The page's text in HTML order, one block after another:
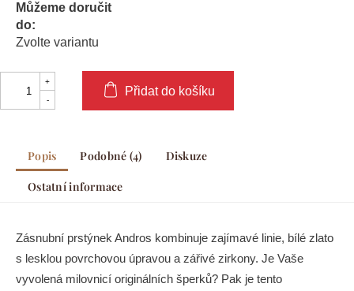
Můžeme doručit
do:
Zvolte variantu
Přidat do košíku
Popis Podobné (4) Diskuze
Ostatní informace
Zásnubní prstýnek Andros kombinuje zajímavé linie, bílé zlato
s lesklou povrchovou úpravou a zářivé zirkony. Je Vaše
vyvolená milovnicí originálních šperků? Pak je tento